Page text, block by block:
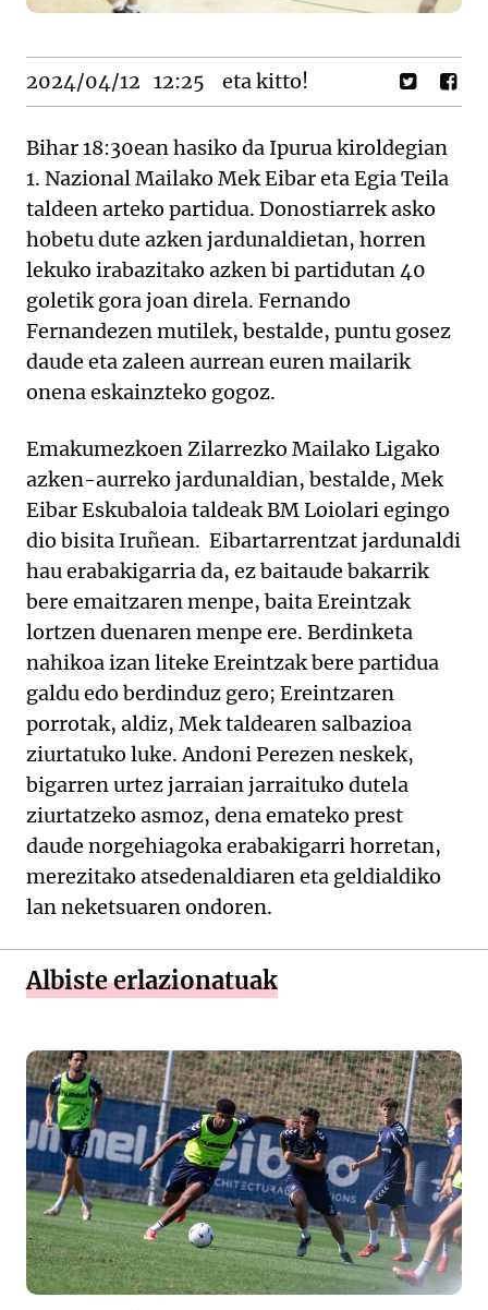
2024/04/12 12:25 eta kitto!
Bihar 18:30ean hasiko da Ipurua kiroldegian
1. Nazional Mailako Mek Eibar eta Egia Teila
taldeen arteko partidua. Donostiarrek asko
hobetu dute azken jardunaldietan, horren
lekuko irabazitako azken bi partidutan 40
goletik gora joan direla. Fernando
Fernandezen mutilek, bestalde, puntu gosez
daude eta zaleen aurrean euren mailarik
onena eskainzteko gogoz.
Emakumezkoen Zilarrezko Mailako Ligako
azken-aurreko jardunaldian, bestalde, Mek
Eibar Eskubaloia taldeak BM Loiolari egingo
dio bisita Iruñean. Eibartarrentzat jardunaldi
hau erabakigarria da, ez baitaude bakarrik
bere emaitzaren menpe, baita Ereintzak
lortzen duenaren menpe ere. Berdinketa
nahikoa izan liteke Ereintzak bere partidua
galdu edo berdinduz gero; Ereintzaren
porrotak, aldiz, Mek taldearen salbazioa
ziurtatuko luke. Andoni Perezen neskek,
bigarren urtez jarraian jarraituko dutela
ziurtatzeko asmoz, dena emateko prest
daude norgehiagoka erabakigarri horretan,
merezitako atsedenaldiaren eta geldialdiko
lan neketsuaren ondoren.
Albiste erlazionatuak